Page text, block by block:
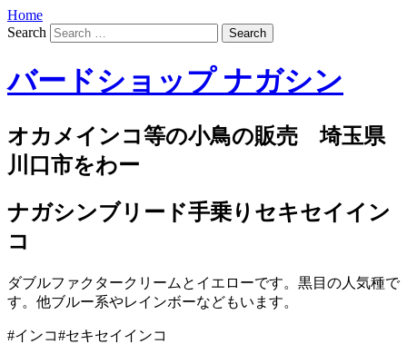
Home
Search
バードショップ ナガシン
オカメインコ等の小鳥の販売 埼玉県
川口市をわー
ナガシンブリード手乗りセキセイイン
コ
ダブルファクタークリームとイエローです。黒目の人気種で
す。他ブルー系やレインボーなどもいます。
#インコ#セキセイインコ